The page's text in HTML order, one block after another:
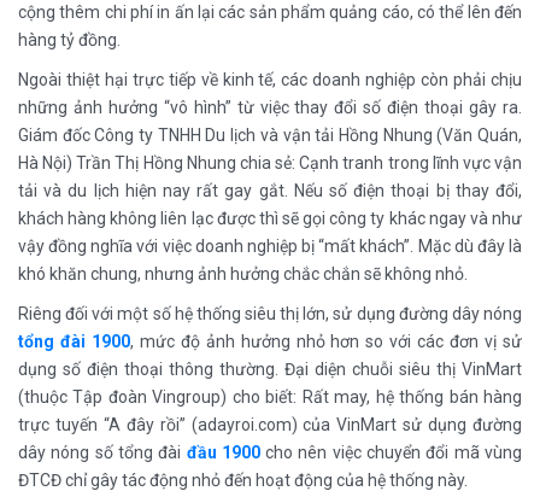
cộng thêm chi phí in ấn lại các sản phẩm quảng cáo, có thể lên đến
hàng tỷ đồng.
Ngoài thiệt hại trực tiếp về kinh tế, các doanh nghiệp còn phải chịu
những ảnh hưởng “vô hình” từ việc thay đổi số điện thoại gây ra.
Giám đốc Công ty TNHH Du lịch và vận tải Hồng Nhung (Văn Quán,
Hà Nội) Trần Thị Hồng Nhung chia sẻ: Cạnh tranh trong lĩnh vực vận
tải và du lịch hiện nay rất gay gắt. Nếu số điện thoại bị thay đổi,
khách hàng không liên lạc được thì sẽ gọi công ty khác ngay và như
vậy đồng nghĩa với việc doanh nghiệp bị “mất khách”. Mặc dù đây là
khó khăn chung, nhưng ảnh hưởng chắc chắn sẽ không nhỏ.
Riêng đối với một số hệ thống siêu thị lớn, sử dụng đường dây nóng
tổng đài 1900, mức độ ảnh hưởng nhỏ hơn so với các đơn vị sử
dụng số điện thoại thông thường. Đại diện chuỗi siêu thị VinMart
(thuộc Tập đoàn Vingroup) cho biết: Rất may, hệ thống bán hàng
trực tuyến “A đây rồi” (adayroi.com) của VinMart sử dụng đường
dây nóng số tổng đài đầu 1900cho nên việc chuyển đổi mã vùng
ĐTCĐ chỉ gây tác động nhỏ đến hoạt động của hệ thống này.